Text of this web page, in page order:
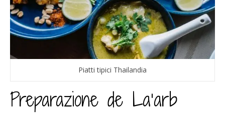
Piatti tipici Thailandia
Preparazione de La’arb